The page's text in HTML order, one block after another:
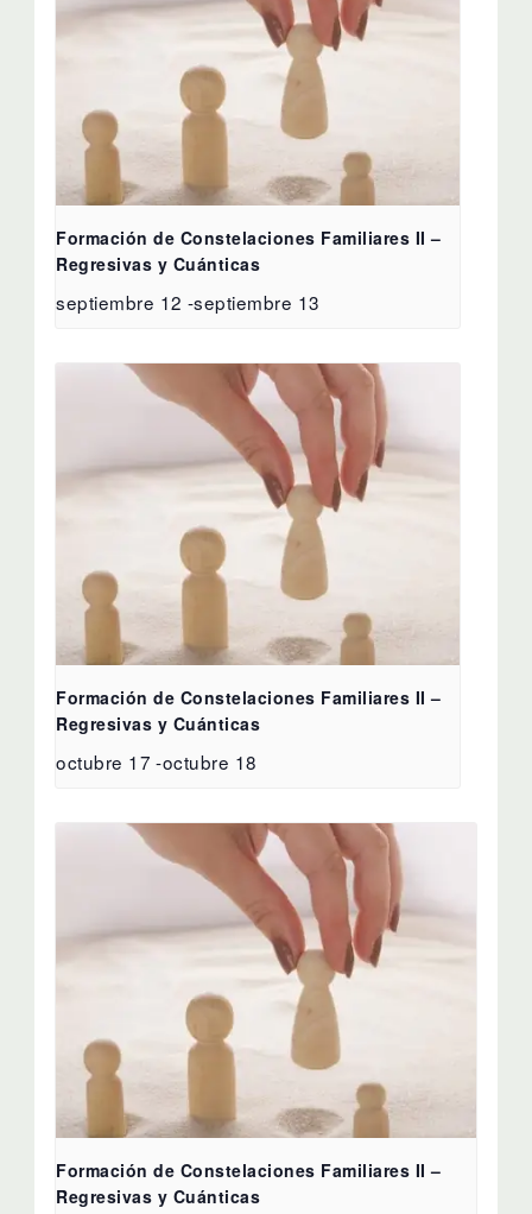
Formación de Constelaciones Familiares II –
Regresivas y Cuánticas
septiembre 12 -septiembre 13
Formación de Constelaciones Familiares II –
Regresivas y Cuánticas
octubre 17 -octubre 18
Formación de Constelaciones Familiares II –
Regresivas y Cuánticas